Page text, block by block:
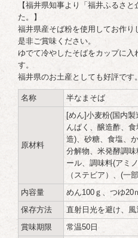
【福井県知事より「福井ふるさ
た。】
福井県産そば粉を使用してお作り
是非ご賞味ください。
ゆでて冷やしたそばをカップに入
す。
福井県のお土産としても好評です。
名称 半なまそば
原材料
[めん]小麦粉(国内
んぱく、醸造酢、
造)、砂糖、食塩、
分解物、米発酵調
ール、調味料(アミ
（ステビア）、(一
内容量
めん100ｇ、つゆ20
保存方法
直射日光を避け、
賞味期限
常温50日